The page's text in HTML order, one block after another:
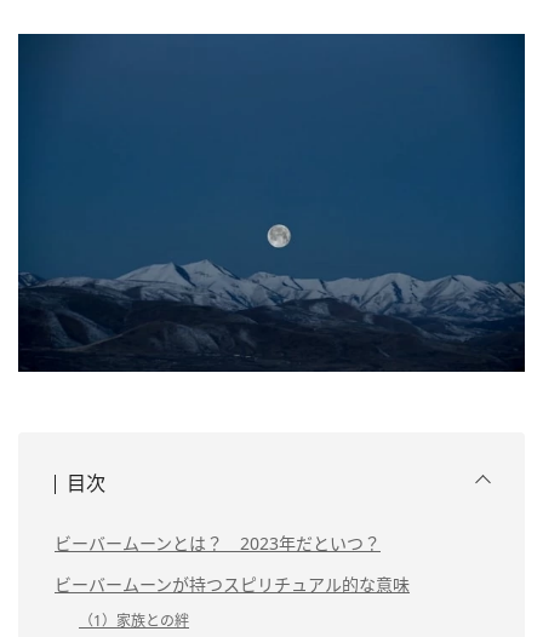
目次
ビーバームーンとは？ 2023年だといつ？
ビーバームーンが持つスピリチュアル的な意味
（1）家族との絆